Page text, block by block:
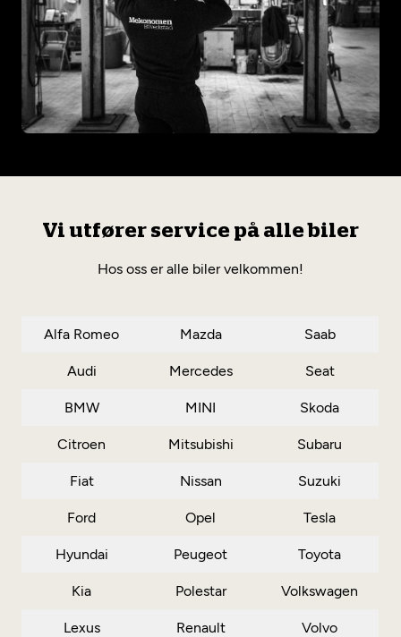
Vi utfører service på alle biler
Hos oss er alle biler velkommen!
Alfa Romeo Mazda Saab
Audi Mercedes Seat
BMW MINI Skoda
Citroen Mitsubishi Subaru
Fiat Nissan Suzuki
Ford Opel Tesla
Hyundai Peugeot Toyota
Kia Polestar Volkswagen
Lexus Renault Volvo